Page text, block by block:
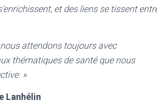
et des liens se tissent
attendons toujours avec
thématiques de santé que nous
»
Lanhélin